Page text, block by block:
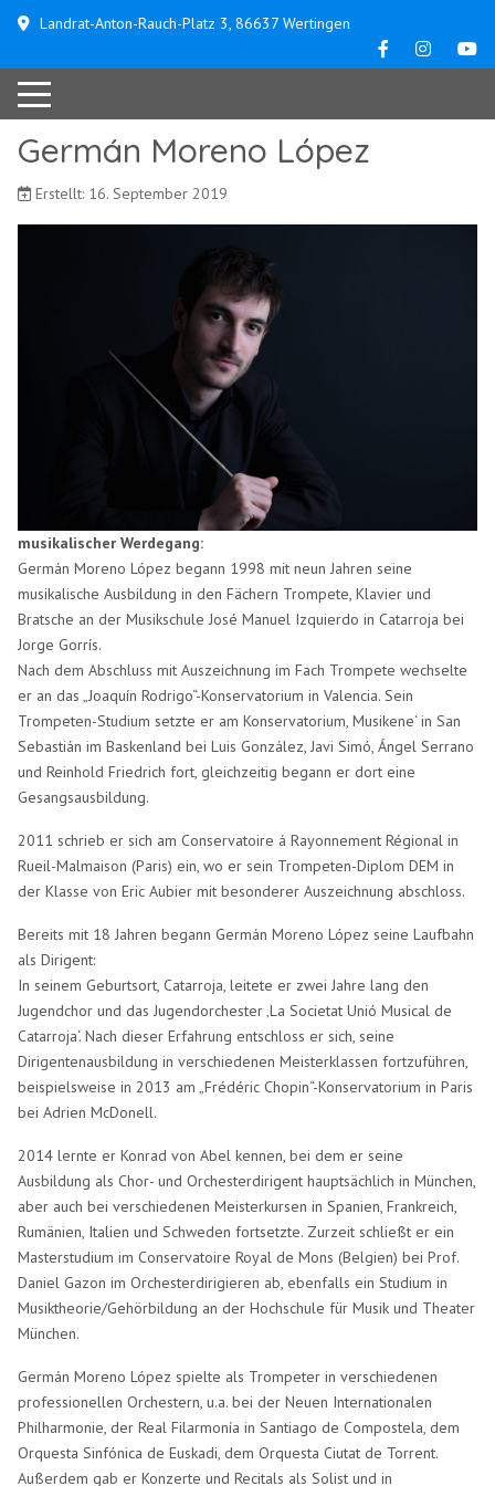
Landrat-Anton-Rauch-Platz 3, 86637 Wertingen
Germán Moreno López
Erstellt: 16. September 2019
musikalischer Werdegang:
Germán Moreno López begann 1998 mit neun Jahren seine
musikalische Ausbildung in den Fächern Trompete, Klavier und
Bratsche an der Musikschule José Manuel Izquierdo in Catarroja bei
Jorge Gorrís.
Nach dem Abschluss mit Auszeichnung im Fach Trompete wechselte
er an das „Joaquín Rodrigo“-Konservatorium in Valencia. Sein
Trompeten-Studium setzte er am Konservatorium, Musikene‘ in San
Sebastián im Baskenland bei Luis González, Javi Simó, Ángel Serrano
und Reinhold Friedrich fort, gleichzeitig begann er dort eine
Gesangsausbildung.
2011 schrieb er sich am Conservatoire á Rayonnement Régional in
Rueil-Malmaison (Paris) ein, wo er sein Trompeten-Diplom DEM in
der Klasse von Eric Aubier mit besonderer Auszeichnung abschloss.
Bereits mit 18 Jahren begann Germán Moreno López seine Laufbahn
als Dirigent:
In seinem Geburtsort, Catarroja, leitete er zwei Jahre lang den
Jugendchor und das Jugendorchester ‚La Societat Unió Musical de
Catarroja‘. Nach dieser Erfahrung entschloss er sich, seine
Dirigentenausbildung in verschiedenen Meisterklassen fortzuführen,
beispielsweise in 2013 am „Frédéric Chopin“-Konservatorium in Paris
bei Adrien McDonell.
2014 lernte er Konrad von Abel kennen, bei dem er seine
Ausbildung als Chor- und Orchesterdirigent hauptsächlich in München,
aber auch bei verschiedenen Meisterkursen in Spanien, Frankreich,
Rumänien, Italien und Schweden fortsetzte. Zurzeit schließt er ein
Masterstudium im Conservatoire Royal de Mons (Belgien) bei Prof.
Daniel Gazon im Orchesterdirigieren ab, ebenfalls ein Studium in
Musiktheorie/Gehörbildung an der Hochschule für Musik und Theater
München.
Germán Moreno López spielte als Trompeter in verschiedenen
professionellen Orchestern, u.a. bei der Neuen Internationalen
Philharmonie, der Real Filarmonía in Santiago de Compostela, dem
Orquesta Sinfónica de Euskadi, dem Orquesta Ciutat de Torrent.
Außerdem gab er Konzerte und Recitals als Solist und in